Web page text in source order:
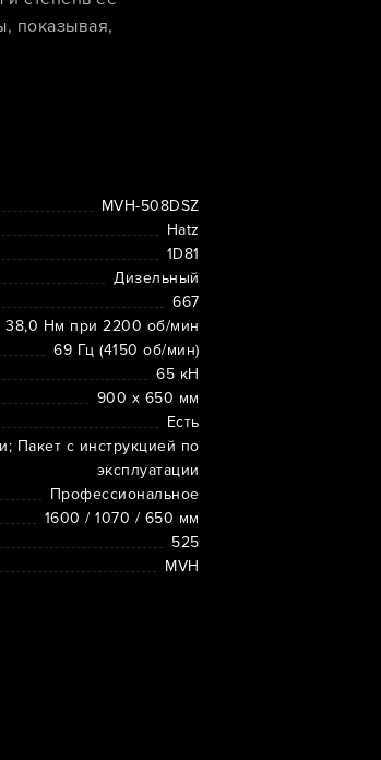
показывая,
MVH-508DSZ
Hatz
1D81
Дизельный
667
38,0 Нм при 2200 об/мин
69 Гц (4150 об/мин)
65 кН
900 х 650 мм
Есть
Пакет с инструкцией по
эксплуатации
Профессиональное
1600 / 1070 / 650 мм
525
MVH